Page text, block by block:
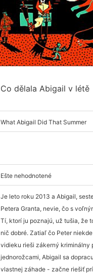
Co dělala Abigail v létě
What Abigail Did That Summer
Ešte nehodnotené
Je leto roku 2013 a Abigail,
Petera Granta, nevie, čo s
Tí, ktorí ju poznajú, už tušia, že
nič dobré. Zatiaľ čo Peter
vidieku rieši zákerný kriminálny
jednorožcami, Abigail sa
vlastnej záhade - začne riešiť